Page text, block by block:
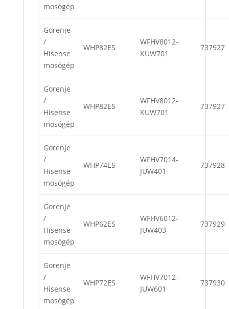
mosógép
Gorenje
/
Hisense
mosógép
WHP82ES
WFHV8012-
KUW701
737927
Gorenje
/
Hisense
mosógép
WHP82ES
WFHV8012-
KUW701
737927
Gorenje
/
Hisense
mosógép
WHP74ES
WFHV7014-
JUW401
737928
Gorenje
/
Hisense
mosógép
WHP62ES
WFHV6012-
JUW403
737929
Gorenje
/
Hisense
mosógép
WHP72ES
WFHV7012-
JUW601
737930